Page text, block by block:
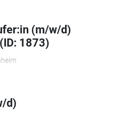
(m/w/d)
1873)
d)